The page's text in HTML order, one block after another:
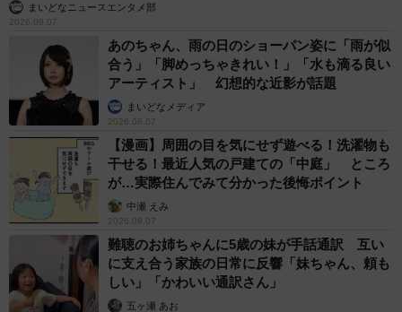
まいどなニュースエンタメ部
2026.08.07
あのちゃん、雨の日のショーパン姿に「雨が似
合う」「脚めっちゃきれい！」「水も滴る良い
アーティスト」 幻想的な近影が話題
まいどなメディア
2026.08.07
【漫画】周囲の目を気にせず遊べる！洗濯物も
干せる！最近人気の戸建ての「中庭」 ところ
が…実際住んでみて分かった後悔ポイント
中瀬 えみ
2026.08.07
難聴のお姉ちゃんに5歳の妹が手話通訳 互い
に支え合う家族の日常に反響「妹ちゃん、頼も
しい」「かわいい通訳さん」
五ヶ瀬 あお